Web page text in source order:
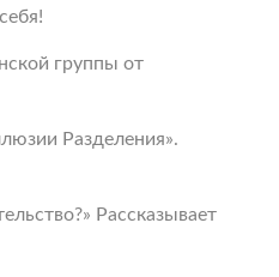
группы от
Разделения».
Рассказывает